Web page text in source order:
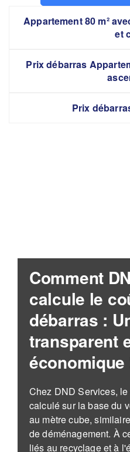
Appartement 80 m²
et
Prix débarras
Prix
Comment
calcule le
débarras :
transparent
économique
Chez DND Services,
calculé sur la base du
au mètre cube,
de déménagement. À
liés au recyclage et à